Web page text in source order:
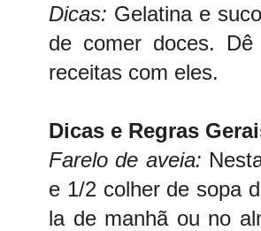
Dicas: Gelatina e
de comer doces.
receitas com eles.
Dicas e Regras
Farelo de aveia:
e 1/2 colher de sopa
la de manhã ou no